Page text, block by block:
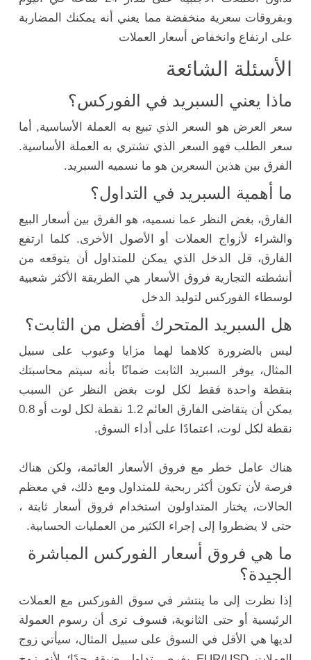
وبفروقات سعرية منخفضة مما يعني أنه يمكنك المضاربة
على ارتفاع وانخفاض أسعار العملات
الأسئلة الشائعة
ماذا يعني السبريد في الفوركس؟
سعر العرض هو السعر الذي تبيع به العملة الأساسية, أما
سعر الطلب فهو السعر الذي تشتري به العملة الأساسية.
الفرق بين هذين السعرين هو ما نسميه السبريد.
ما أهمية السبريد في التداول؟
الفارق، بغض النظر عما نسميه، هو الفرق بين أسعار البيع
والشراء لأزواج العملات أو الأصول الأخرى. كلما ارتفع
الفارق، قل الدخل الذي يمكن للمتداول أن يتوقعه من
أنشطته التجارية فروق الأسعار هي الطريقة الأكثر شعبية
لوسطاء الفوركس لتوليد الدخل
هل السبريد المتحرك أفضل من الثابت؟
ليس بالضرورة كلاهما لهما مزايا وعيوب على سبيل
المثال، يوفر السبريد الثابت ضمانًا بأنه سيتم محاسبتك
بنقطة واحدة فقط لكل لوت بغض النظر عن السبب
يمكن أن يتقاضى الفارق العائم 1.2 نقطة لكل لوت أو 0.8
نقطة لكل لوت، اعتمادًا على أداء السوق.
هناك عامل خطر مع فروق الأسعار العائمة، ولكن هناك
فرصة لأن تكون أكثر ربحية للمتداول ومع ذلك، في معظم
الحالات، يختار المتداولون استخدام فروق أسعار ثابتة ،
حتى لا يضطروا إلى إجراء الكثير من العمليات الحسابية.
ما هي فروق أسعار الفوركس المباشرة
الجيدة؟
إذا نظرت إلى ما ينتشر في سوق الفوركس مع العملات
الرئيسية أو حتى الثانوية، فسوف ترى أن رسوم العمولة
لديها هي الأقل في السوق على سبيل المثال، سيأتي زوج